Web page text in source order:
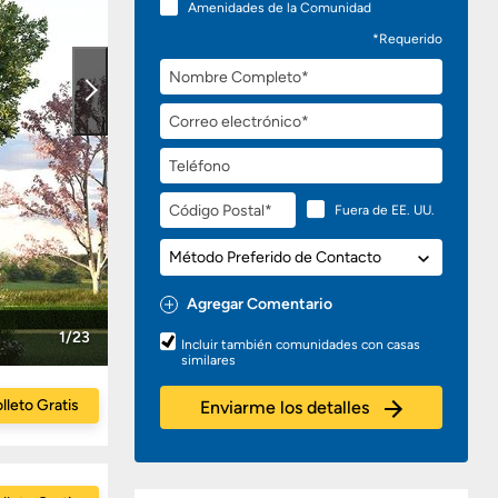
Amenidades de la Comunidad
*Requerido
Nombre
Completo
Correo
electrónico
Teléfono
Código
Postal
Fuera de EE. UU.
Método
Preferido
de
Contacto
Agregar Comentario
Preguntas
o
Comentarios
Incluir también comunidades con casas
similares
Enviarme los detalles
1/23
Gratis